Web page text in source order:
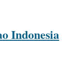
Indonesia